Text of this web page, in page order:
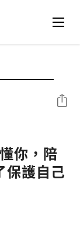
你，陪
保護自己
Share